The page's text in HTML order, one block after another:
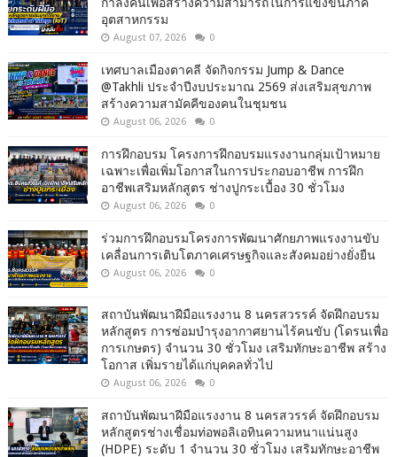
อุตสาหกรรม
August 07, 2026 0
เทศบาลเมืองตาคลี จัดกิจกรรม Jump & Dance
@Takhli ประจำปีงบประมาณ 2569 ส่งเสริมสุขภาพ
สร้างความสามัคคีของคนในชุมชน
August 06, 2026 0
การฝึกอบรม โครงการฝึกอบรมแรงงานกลุ่มเป้าหมาย
เฉพาะเพื่อเพิ่มโอกาสในการประกอบอาชีพ การฝึก
อาชีพเสริมหลักสูตร ช่างปูกระเบื้อง 30 ชั่วโมง
August 06, 2026 0
ร่วมการฝึกอบรมโครงการพัฒนาศักยภาพแรงงานขับ
เคลื่อนการเติบโตภาคเศรษฐกิจและสังคมอย่างยั่งยืน
August 06, 2026 0
สถาบันพัฒนาฝีมือแรงงาน 8 นครสวรรค์ จัดฝึกอบรม
หลักสูตร การซ่อมบำรุงอากาศยานไร้คนขับ (โดรนเพื่อ
การเกษตร) จำนวน 30 ชั่วโมง เสริมทักษะอาชีพ สร้าง
โอกาส เพิ่มรายได้แก่บุคคลทั่วไป
August 06, 2026 0
สถาบันพัฒนาฝีมือแรงงาน 8 นครสวรรค์ จัดฝึกอบรม
หลักสูตรช่างเชื่อมท่อพอลิเอทินความหนาแน่นสูง
(HDPE) ระดับ 1 จำนวน 30 ชั่วโมง เสริมทักษะอาชีพ